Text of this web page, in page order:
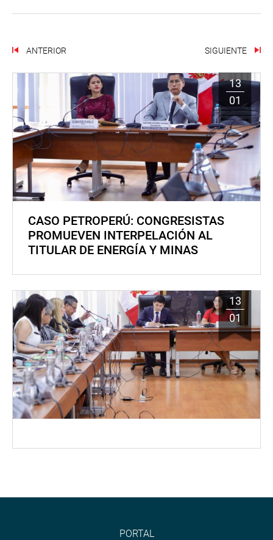
ANTERIOR SIGUIENTE
13
01
CASO PETROPERÚ: CONGRESISTAS
PROMUEVEN INTERPELACIÓN AL
TITULAR DE ENERGÍA Y MINAS
13
01
PORTAL